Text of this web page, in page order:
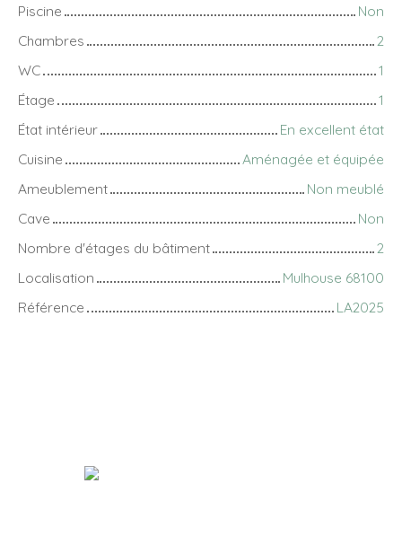
Piscine
Non
Chambres
2
WC
1
Étage
1
État intérieur
En excellent état
Cuisine
Aménagée et équipée
Ameublement
Non meublé
Cave
Non
Nombre d'étages du bâtiment
2
Localisation
Mulhouse 68100
Référence
LA2025